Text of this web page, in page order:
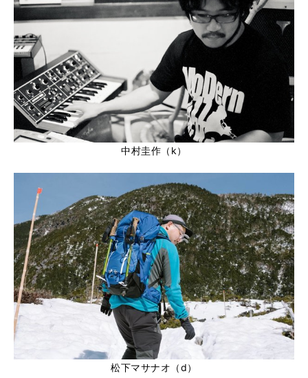
中村圭作（k）
松下マサナオ（d）